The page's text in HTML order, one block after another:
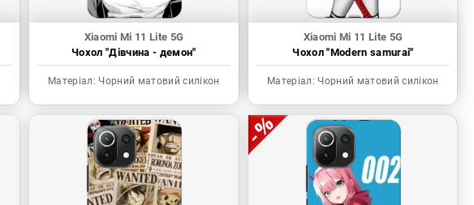
Xiaomi Mi 11 Lite 5G
Чохол "Дівчина - демон"
Матеріал: Чорний матовий силікон
Xiaomi Mi 11 Lite 5G
Чохол "Modern samurai"
Матеріал: Чорний матовий силікон